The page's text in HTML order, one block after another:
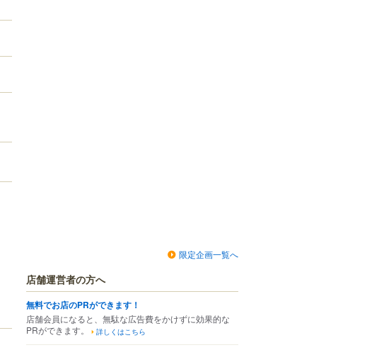
限定企画一覧へ
店舗運営者の方へ
無料でお店のPRができます！
店舗会員になると、無駄な広告費をかけずに効果的な
PRができます。
詳しくはこちら